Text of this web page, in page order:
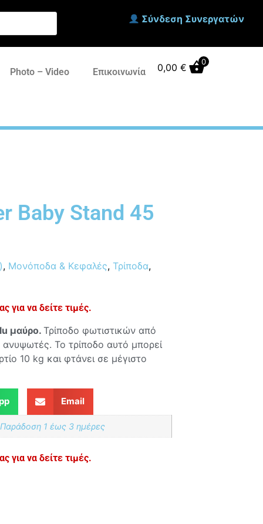
Σύνδεση Συνεργατών
Photo – Video Επικοινωνία 0,00 € 0
Baby Stand 45
, Μονόποδα & Κεφαλές, Τρίποδα,
για να δείτε τιμές.
μαύρο. Τρίποδο φωτιστικών από
Το τρίποδο αυτό μπορεί
10 kg και φτάνει σε μέγιστο
Email
1 έως 3 ημέρες
για να δείτε τιμές.